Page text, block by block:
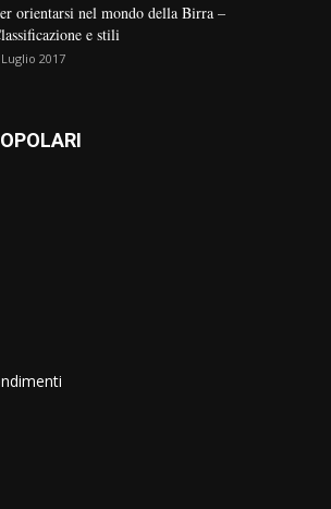
orientarsi nel mondo della Birra –
e stili
Luglio 2017